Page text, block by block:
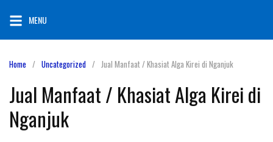
content
MENU
Home Uncategorized Jual Manfaat / Khasiat Alga Kirei di Nganjuk
Jual Manfaat / Khasiat Alga Kirei di
Nganjuk